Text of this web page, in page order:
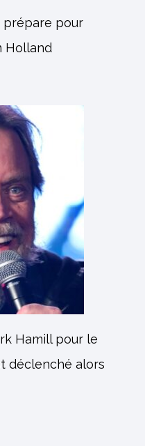
prépare pour
Holland
Hamill pour le
déclenché alors